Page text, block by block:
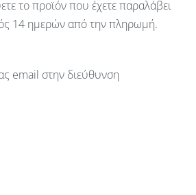
το προϊόν που έχετε παραλάβει
14 ημερών από την πληρωμή.
email στην διεύθυνση